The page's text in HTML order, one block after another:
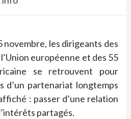
novembre, les dirigeants des
européenne et des 55
se retrouvent pour
d’un partenariat longtemps
: passer d’une relation
partagés.